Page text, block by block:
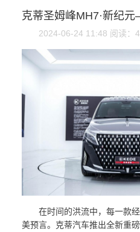
克蒂圣姆峰MH7·新纪
2024-06-24 11:48 阅读：
在时间的洪流中，每一款
美预言。克蒂汽车推出全新重